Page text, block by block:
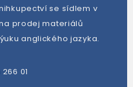
se sídlem v
prodej materiálů
anglického jazyka.
01